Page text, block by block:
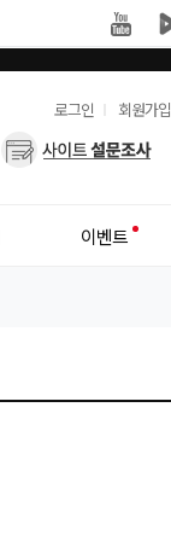
유
용
로그인 회원가입
사
이벤트